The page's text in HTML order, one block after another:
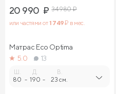
20 990 ₽ 34 980₽
или частями от1 749₽ в мес.
Матрас Eco Optima
5.0
13
Ш.
80 -
Д.
190 -
В.
23 см.